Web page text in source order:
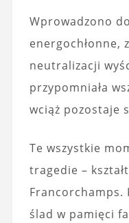
Wprowadzono
energochłonne,
neutralizacji
przypomniała
wciąż pozostaje
Te wszystkie
tragedie –
Francorchamps.
ślad w pamięci